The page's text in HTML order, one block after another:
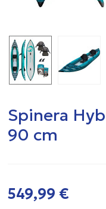
Spinera
90 cm
549,99 €